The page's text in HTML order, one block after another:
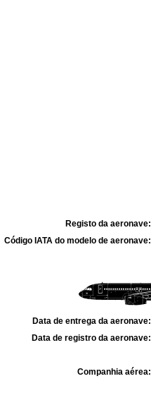
Registo da aeronave:
Código IATA do modelo de aeronave:
Data de entrega da aeronave:
Data de registro da aeronave:
Companhia aérea: